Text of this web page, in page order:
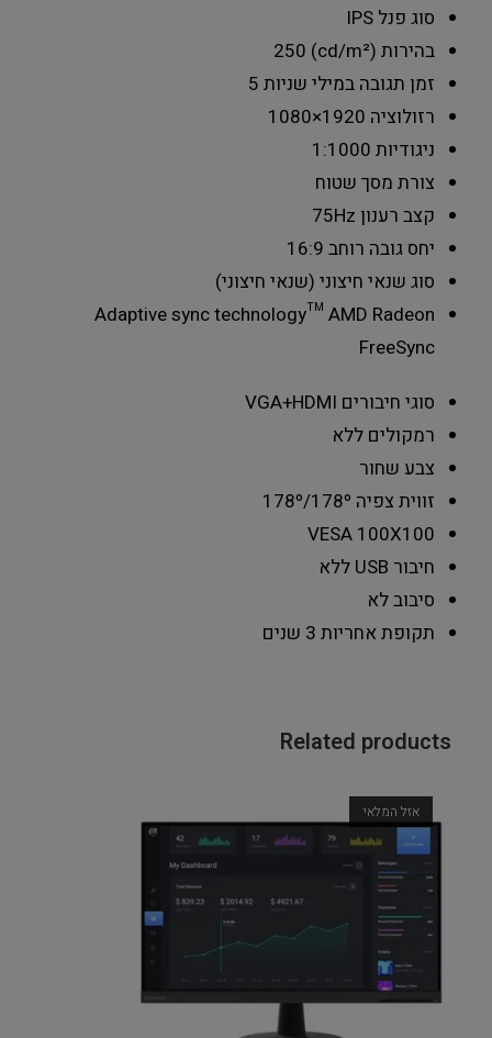
סוג פנלIPS
בהירות (cd/m²)
250
זמן תגובה במילי שניות 5
רזולוציה 1920×1080
ניגודיות 1:1000
צורת מסך שטוח
קצב רענון 75Hz
יחס גובה רוחב 16:9
סוג שנאי חיצוני (שנאי חיצוני)
Adaptive sync technology™ AMD Radeon
FreeSync
סוגי חיבורים VGA+HDMI
רמקוליםללא
צבע שחור
זווית צפיה 178º/178º
VESA 100X100
חיבור USB
ללא
סיבובלא
תקופת אחריות 3 שנים
Related products
אזל המלאי